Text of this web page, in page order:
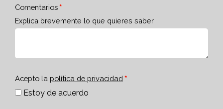
Comentarios
Explica brevemente lo que quieres saber
Acepto la política de privacidad
Estoy de acuerdo